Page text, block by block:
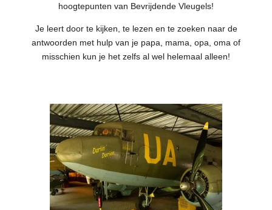
hoogtepunten van Bevrijdende Vleugels!
Je leert door te kijken, te lezen en te zoeken naar de
antwoorden met hulp van je papa, mama, opa, oma of
misschien kun je het zelfs al wel helemaal alleen!